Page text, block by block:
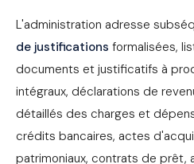
L'administration adresse
de justifications formalisées,
documents et justificatifs à
intégraux, déclarations de
détaillés des charges et
crédits bancaires, actes
patrimoniaux, contrats de prêt,